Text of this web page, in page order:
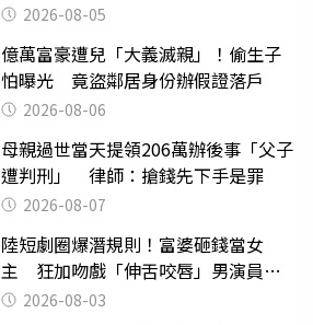
2026-08-05
億萬富豪遭兒「大義滅親」！偷生子
怕曝光 竟盜鄰居身份辦假證落戶
2026-08-06
母親過世當天提領206萬辦後事「父子
遭判刑」 律師：搶錢先下手是罪
2026-08-07
陸短劇圈爆潛規則！富婆砸錢當女
主 狂加吻戲「伸舌咬唇」男演員崩
潰 2026-08-03